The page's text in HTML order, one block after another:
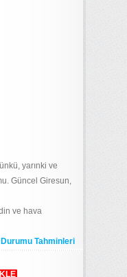
yarınki ve
Güncel Giresun,
ve hava
Tahminleri